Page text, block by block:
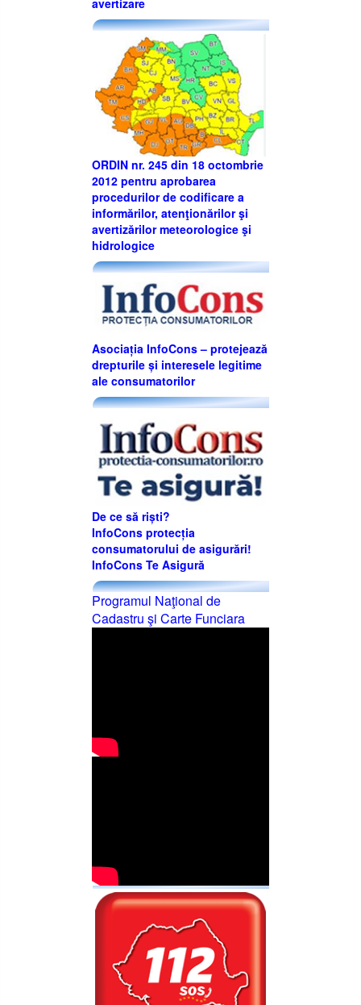
ORDIN nr. 245 din 18 octombrie
2012 pentru aprobarea
procedurilor de codificare a
informărilor, atenţionărilor şi
avertizărilor meteorologice şi
hidrologice
Asociația InfoCons – protejează
drepturile și interesele legitime
ale consumatorilor
De ce să riști?
InfoCons protecția
consumatorului de asigurări!
InfoCons Te Asigură
Programul Naţional de
Cadastru şi Carte Funciara